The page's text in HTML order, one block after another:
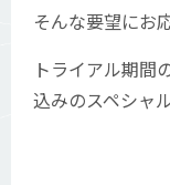
そんな要望にお
トライアル期間
込みのスペシャ